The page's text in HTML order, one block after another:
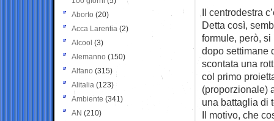
Il centrodestra
Detta così,
formule, però,
dopo settimane
scontata una
col primo
(proporzionale)
una battaglia di
Il motivo, che
Aborto (20)
Acca Larentia (2)
Alcool (3)
Alemanno (150)
Alfano (315)
Alitalia (123)
Ambiente (341)
AN (210)